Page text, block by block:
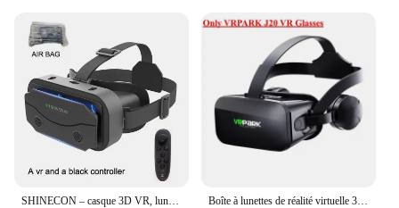
Boîte à lunettes de réalité virtuelle 3D J20 4K originale, casque en carton Google VR stéréo pour téléphone IOS Android Max 6.7 ", bascule